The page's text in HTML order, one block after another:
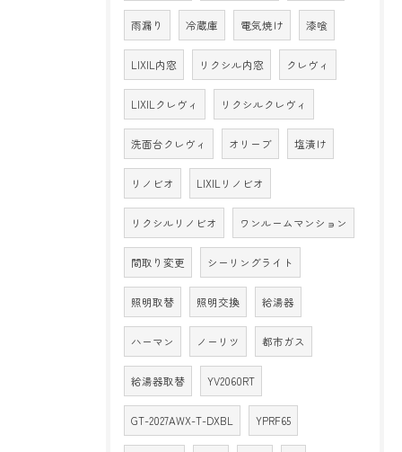
雨漏り 冷蔵庫 電気焼け 漆喰
LIXIL内窓 リクシル内窓 クレヴィ
LIXILクレヴィ リクシルクレヴィ
洗面台クレヴィ オリーブ 塩漬け
リノビオ LIXILリノビオ
リクシルリノビオ ワンルームマンション
間取り変更 シーリングライト
照明取替 照明交換 給湯器
ハーマン ノーリツ 都市ガス
給湯器取替 YV2060RT
GT-2027AWX-T-DXBL YPRF65